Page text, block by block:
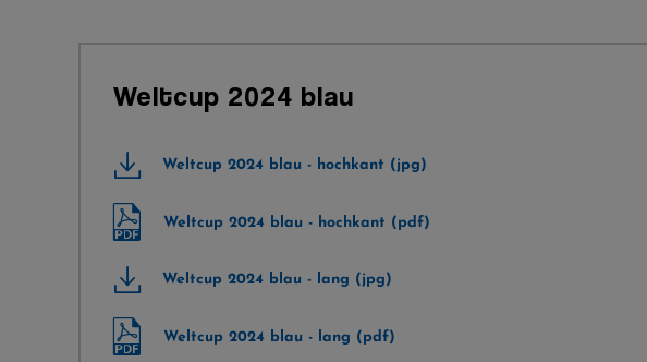
Weltcup 2024 blau
Weltcup 2024 blau - hochkant (jpg)
Weltcup 2024 blau - hochkant (pdf)
Weltcup 2024 blau - lang (jpg)
Weltcup 2024 blau - lang (pdf)